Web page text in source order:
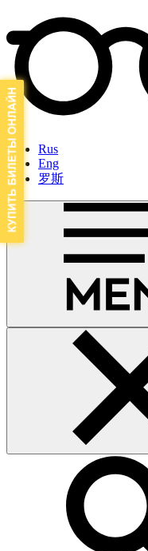
Rus
Eng
罗斯